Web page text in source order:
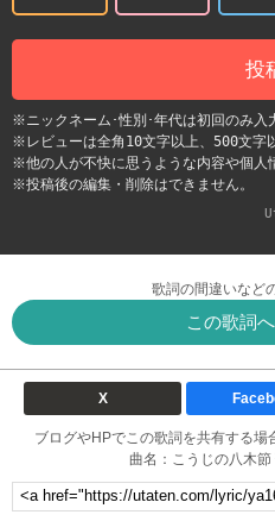
投
※ニックネーム･性別･年代は初回のみ入
※レビューは全角10文字以上、500文字
※他の人が不快に思うような内容や個人
※投稿後の編集・削除はできません。
歌詞の間違いなど
この歌詞
X
ブログやHPでこの歌詞を共有する
曲名：こうじの八木